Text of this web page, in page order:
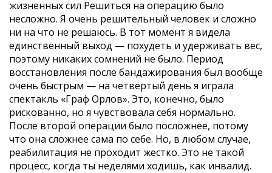
жизненных сил Решиться на операцию было
несложно. Я очень решительный человек и сложно
ни на что не решаюсь. В тот момент я видела
единственный выход — похудеть и удерживать вес,
поэтому никаких сомнений не было. Период
восстановления после бандажирования был вообще
очень быстрым — на четвертый день я играла
спектакль «Граф Орлов». Это, конечно, было
рискованно, но я чувствовала себя нормально.
После второй операции было посложнее, потому
что она сложнее сама по себе. Но, в любом случае,
реабилитация не проходит жестко. Это не такой
процесс, когда ты неделями ходишь, как инвалид.
КОНТАКТЫ
г. Москва Столярный пер., 3,
корп. 2